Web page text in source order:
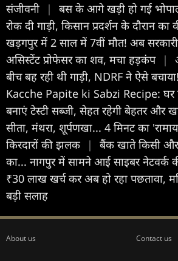
संजीवनी
|
बस के आगे खड़ी हो गई
रोक दी गाड़ी, क‍िसान प्रदर्शन के दौरान का
खड़गपुर में 2 साल में 7वीं मौत! अब सरकारी
असिस्टेंट प्रोफेसर का शव, मचा हड़कंप |
बीच बह रही थी गाड़ी, NDRF ने ऐसे
Kacche Papite ki Sabzi Recipe: घर
बनाएं टेस्टी सब्जी, सेहत रहेगी बेहतर और
सीता, मंथरा, शूर्पणखा... 4 मिनट का
किरदारों की झलक
|
बैंक खाते किसी
का... नागपुर में सामने आई साइबर नेटवर्क
₹30 लाख खर्च कर अब हो रहा पछतावा,
बड़ी सलाह
About us Contact us